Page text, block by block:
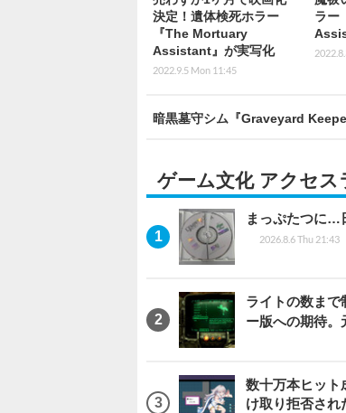
決定！遺体検死ホラー
『The Mortuary
Assistant』が実写化
2022.9.5 Mon 11:45
ラー
暗黒墓守シム『Graveyard
ゲーム文化 アクセス
まっぷたつに…
2026.8.6 Thu 21:43
ライトの数まで
ー版への期待。
数十万本ヒット
け取り拒否され